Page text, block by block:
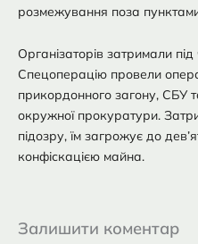
розмежування поза
Організаторів затримали
Спецоперацію провели
прикордонного загону, СБУ
окружної прокуратури.
підозру, їм загрожує до
конфіскацією майна.
Залишити коментар